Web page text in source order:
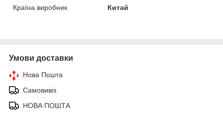
Країна виробник
Китай
Умови доставки
Нова Пошта
Самовивіз
НОВА ПОШТА